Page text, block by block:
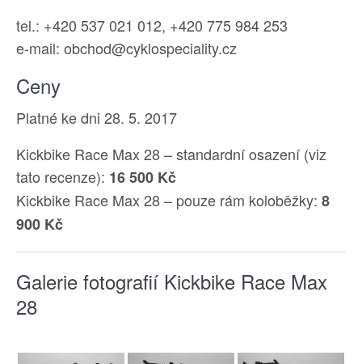
tel.: +420 537 021 012, +420 775 984 253
e-mail: obchod@cyklospeciality.cz
Ceny
Platné ke dni 28. 5. 2017
Kickbike Race Max 28 – standardní osazení (viz
tato recenze): 16 500 Kč
Kickbike Race Max 28 – pouze rám koloběžky: 8
900 Kč
Galerie fotografií Kickbike Race Max
28